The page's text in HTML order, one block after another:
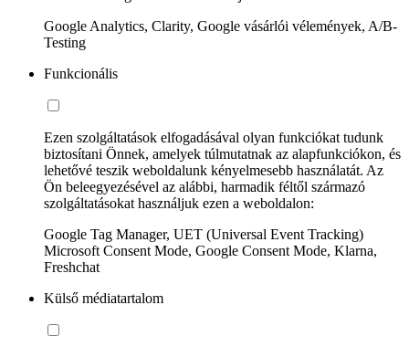
Google Analytics, Clarity, Google vásárlói vélemények, A/B-
Testing
Funkcionális
Ezen szolgáltatások elfogadásával olyan funkciókat tudunk
biztosítani Önnek, amelyek túlmutatnak az alapfunkciókon, és
lehetővé teszik weboldalunk kényelmesebb használatát. Az
Ön beleegyezésével az alábbi, harmadik féltől származó
szolgáltatásokat használjuk ezen a weboldalon:
Google Tag Manager, UET (Universal Event Tracking)
Microsoft Consent Mode, Google Consent Mode, Klarna,
Freshchat
Külső médiatartalom